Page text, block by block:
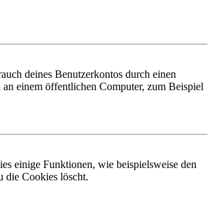
deines Benutzerkontos durch einen
einem öffentlichen Computer, zum Beispiel
einige Funktionen, wie beispielsweise den
die Cookies löscht.